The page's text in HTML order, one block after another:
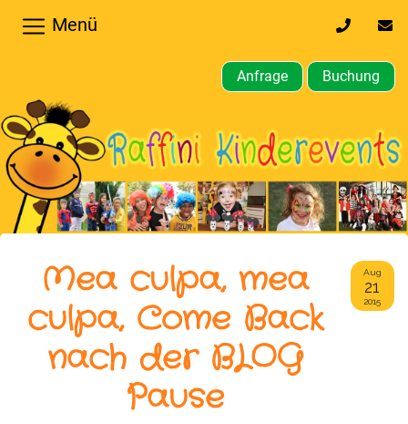
Home
Hochzeiten,
Privatfeier
Firmenfeier
Gewerbliche,
öffentliche
Feste
0170
64
610
Menü
Anfrage Buchung
Mea culpa, mea
culpa, Come Back
nach der BLOG
Pause
Aug
21
2015